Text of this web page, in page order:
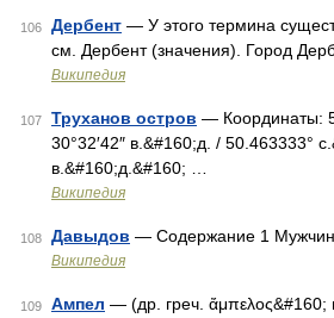
106 Дербент — У этого термина
см. Дербент (значения). Город
Википедия
107 Труханов остров — Координаты:
30°32′42″ в.&#160;д. / 50.463333°
в.&#160;д.&#160; …
Википедия
108 Давыдов — Содержание 1
Википедия
109 Ампел — (др. греч. ἄμπελος&#160;